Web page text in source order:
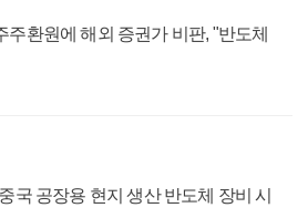
환원에 해외 증권가 비판, "반도체
국 공장용 현지 생산 반도체 장비 시